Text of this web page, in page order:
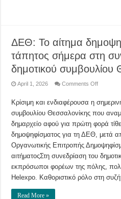
ΔΕΘ: Το αίτημα
τάπητος σήμερα στη
δημοτικού συμβουλίου
April 1, 2026 Comments Offon
αίτημα
επί…
τάπητος
σήμερα
στη
του
δημοτικού
Κρίσιμη και ενδιαφέρουσα η
συμβουλίου Θεσσαλονίκης που
δημαρχείο αφού για πρώτη φορά
δημοψηφίσματος για τη ΔΕΘ, μετά
Οργανωτικής Επιτροπής
αιτήματοςΣτη συνεδρίαση του
εκπρόσωποι φορέων της πόλης,
Helexpo. Καθοριστικό ρόλο στη
Read More »